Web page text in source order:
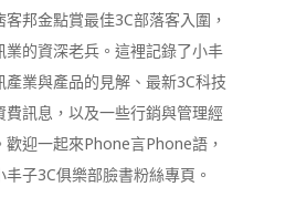
客邦金點賞最佳3C部落客入圍，
業的資深老兵。這裡記錄了小丰
產業與產品的見解、最新3C科技
費訊息，以及一些行銷與管理經
歡迎一起來Phone言Phone語，
丰子3C俱樂部臉書粉絲專頁。